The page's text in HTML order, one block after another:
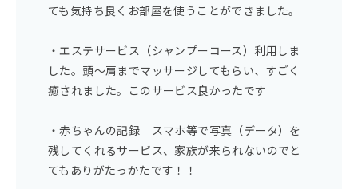
ても気持ち良くお部屋を使うことができました。
・エステサービス（シャンプーコース）利用しま
した。頭～肩までマッサージしてもらい、すごく
癒されました。このサービス良かったです
・赤ちゃんの記録 スマホ等で写真（データ）を
残してくれるサービス、家族が来られないのでと
てもありがたっかたです！！